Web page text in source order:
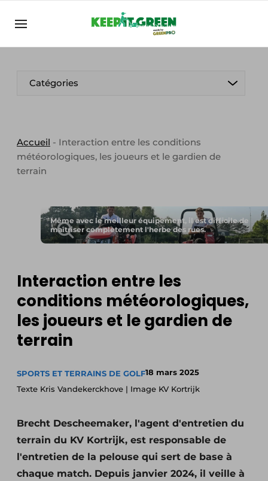
FR ENG FR
Catégories
Accueil - Interaction entre les conditions
météorologiques, les joueurs et le gardien de
terrain
Même avec le meilleur équipement, il est difficile de
maîtriser complètement l'herbe des rues.
Interaction entre les
conditions météorologiques,
les joueurs et le gardien de
terrain
SPORTS ET TERRAINS DE GOLF18 mars 2025
Texte Kris Vandekerckhove | Image KV Kortrijk
Brecht Descheemaker, l'agent d'entretien du
terrain du KV Kortrijk, est responsable de
l'entretien de la pelouse qui sert de base à
chaque match. Depuis janvier 2024, il veille à